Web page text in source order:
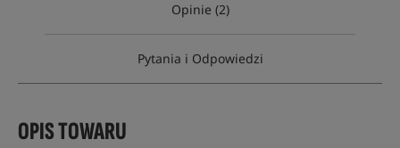
Opinie (2)
Pytania i Odpowiedzi
OPIS TOWARU